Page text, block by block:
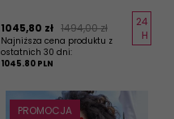
1045,80 zł 1494,00 zł
Najniższa cena produktu z
ostatnich 30 dni:
1045.80 PLN
24
H
PROMOCJA